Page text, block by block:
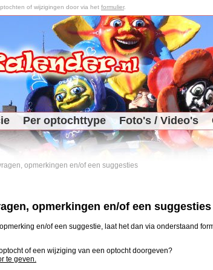
of wijzigingen door via het formulier.
Per optochttype Foto's / Video's
opmerkingen en/of een suggesties
opmerkingen en/of een suggesties
en/of een suggestie, laat het dan via onderstaand
of een wijziging van een optocht doorgeven?
te geven.